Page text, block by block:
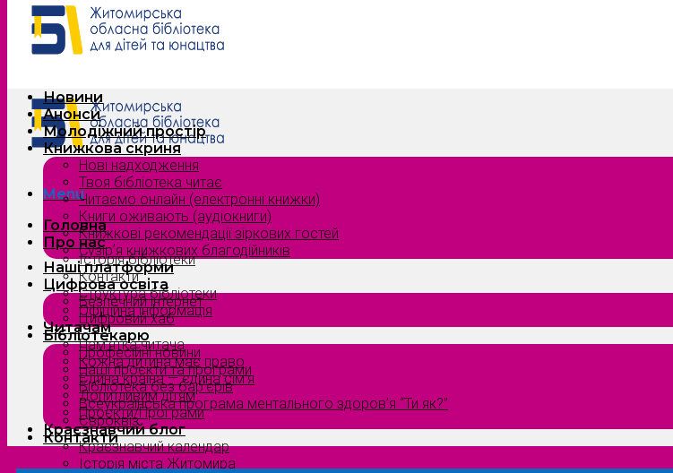
Menu
Головна
Про нас
Історія бібліотеки
Контакти
Структура бібліотеки
Офіційна інформація
Читачам
Пам’ятка читача
Кожна дитина має право
Єдина країна — єдина сім’я
Допитливим дітям
Проєкти/Програми
Краєзнавчий блог
Краєзнавчий календар
Історія міста Житомира
Новини
Анонси
Молодіжний простір
Книжкова скриня
Нові надходження
Твоя бібліотека читає
Читаємо онлайн (електронні книжки)
Книги оживають (аудіокниги)
Книжкові рекомендації зіркових гостей
Сузірʼя книжкових благодійників
Наші платформи
Цифрова освіта
Безпечний інтернет
Цифровий хаб
Бібліотекарю
Професійні новини
Наші проєкти та програми
Бібліотека без бар’єрів
Всеукраїнська програма ментального здоров’я “Ти як?”
Євроквіз
Контакти